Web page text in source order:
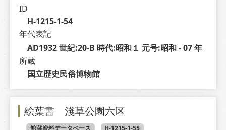
ID
H-1215-1-54
年代表記
AD1932 世紀:20-B 時代:昭和１ 元号:昭和 - 07 年
所蔵
国立歴史民俗博物館
絵葉書 淺草公園六区
館蔵資料データベース
H-1215-1-55